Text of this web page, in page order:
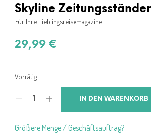
Skyline Zeitungsständer
Für Ihre Lieblingsreisemagazine
29,99 €
Vorrätig
IN DEN WARENKORB
Größere Menge / Geschäftsauftrag?